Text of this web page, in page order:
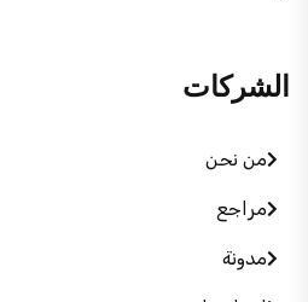
الشركات
من نحن
مراجع
مدونة